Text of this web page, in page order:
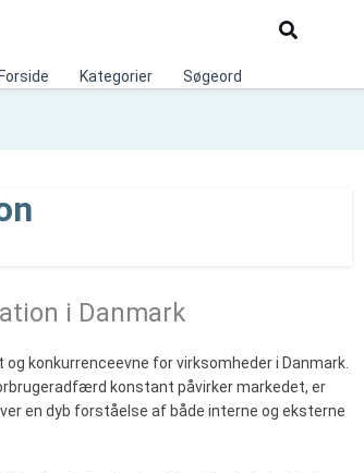
Søg
Forside Kategorier Søgeord
i Danmark
konkurrenceevne for virksomheder i Danmark.
konstant påvirker markedet, er
en dyb forståelse af både interne og eksterne